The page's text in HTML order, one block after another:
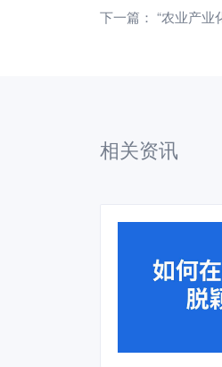
下一篇： “农业产业
相关资讯